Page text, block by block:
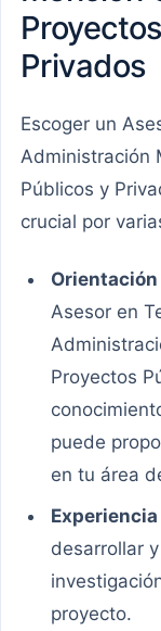
Privados
Escoger un
Administración
Públicos y
crucial por
Asesor en
Proyectos
puede
en tu área
desarrollar
proyecto.